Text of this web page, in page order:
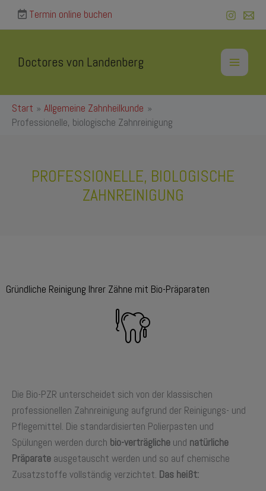
Inhalt
Termin online buchen
Doctores von Landenberg
Start
Allgemeine Zahnheilkunde
Professionelle, biologische Zahnreinigung
PROFESSIONELLE, BIOLOGISCHE
ZAHNREINIGUNG
Gründliche Reinigung Ihrer Zähne mit Bio-Präparaten
Die Bio-PZR unterscheidet sich von der klassischen
professionellen Zahnreinigung aufgrund der Reinigungs- und
Pflegemittel. Die standardisierten Polierpasten und
Spülungen werden durch bio-verträgliche und natürliche
Präparate ausgetauscht werden und so auf chemische
Zusatzstoffe vollständig verzichtet. Das heißt: